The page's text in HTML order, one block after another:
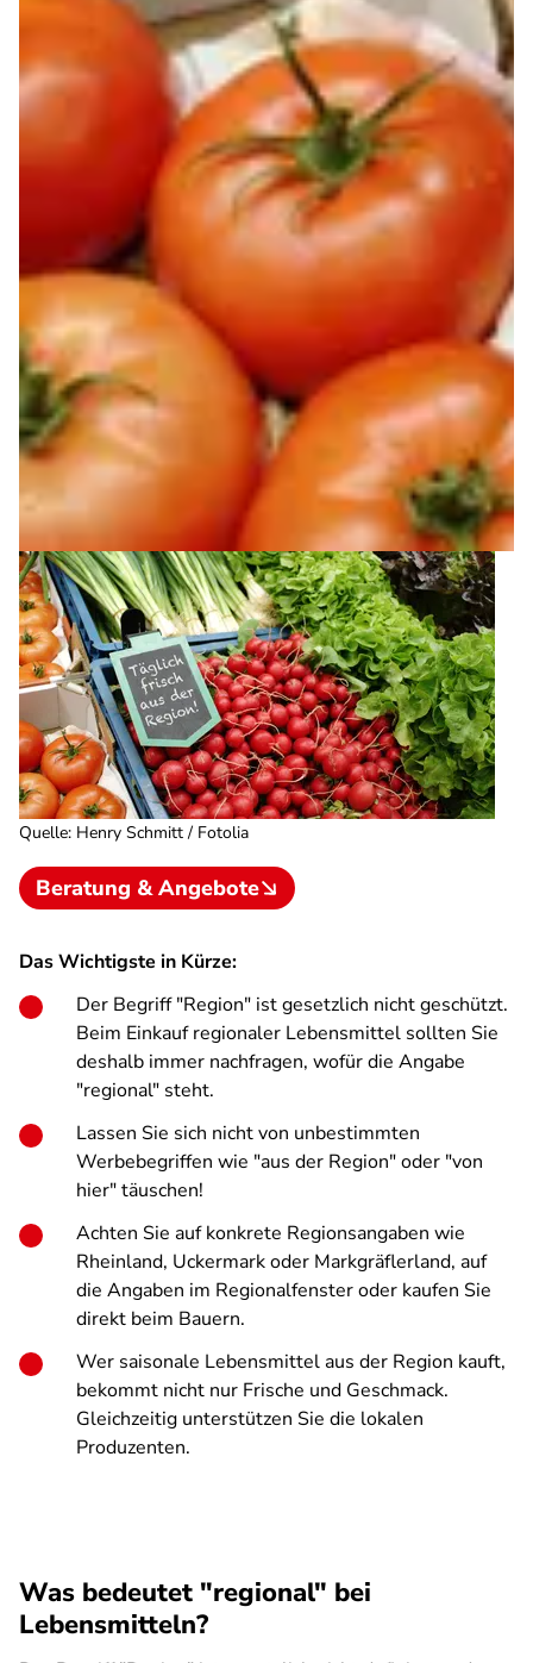
Quelle: Henry Schmitt / Fotolia
Beratung & Angebote
Das Wichtigste in Kürze:
Der Begriff "Region" ist gesetzlich nicht geschützt.
Beim Einkauf regionaler Lebensmittel sollten Sie
deshalb immer nachfragen, wofür die Angabe
"regional" steht.
Lassen Sie sich nicht von unbestimmten
Werbebegriffen wie "aus der Region" oder "von
hier" täuschen!
Achten Sie auf konkrete Regionsangaben wie
Rheinland, Uckermark oder Markgräflerland, auf
die Angaben im Regionalfenster oder kaufen Sie
direkt beim Bauern.
Wer saisonale Lebensmittel aus der Region kauft,
bekommt nicht nur Frische und Geschmack.
Gleichzeitig unterstützen Sie die lokalen
Produzenten.
Was bedeutet "regional" bei
Lebensmitteln?